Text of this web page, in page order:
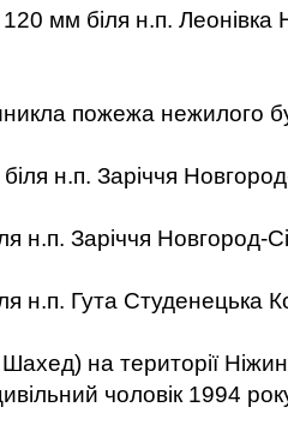
120 мм біля н.п. Леонівка
пожежа нежилого
н.п. Заріччя
н.п. Заріччя Новгород-
н.п. Гута Студенецька
на території
чоловік 1994